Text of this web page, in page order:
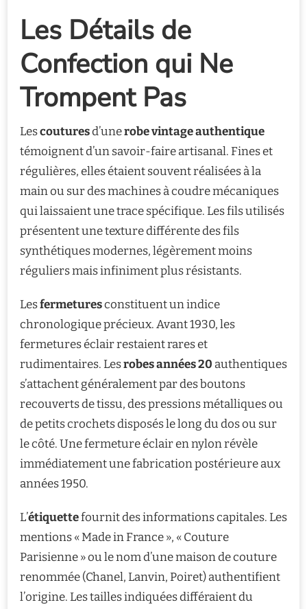
Les Détails de
Confection qui Ne
Trompent Pas
Lescouturesd’unerobe vintage authentique
témoignent d’un savoir-faire artisanal. Fines et
régulières, elles étaient souvent réalisées à la
main ou sur des machines à coudre mécaniques
qui laissaient une trace spécifique. Les fils utilisés
présentent une texture différente des fils
synthétiques modernes, légèrement moins
réguliers mais infiniment plus résistants.
Lesfermeturesconstituent un indice
chronologique précieux. Avant 1930, les
fermetures éclair restaient rares et
rudimentaires. Lesrobes années 20 authentiques
s’attachent généralement par des boutons
recouverts de tissu, des pressions métalliques ou
de petits crochets disposés le long du dos ou sur
le côté. Une fermeture éclair en nylon révèle
immédiatement une fabrication postérieure aux
années 1950.
L’étiquettefournit des informations capitales. Les
mentions « Made in France », « Couture
Parisienne » ou le nom d’une maison de couture
renommée (Chanel, Lanvin, Poiret) authentifient
l’origine. Les tailles indiquées différaient du